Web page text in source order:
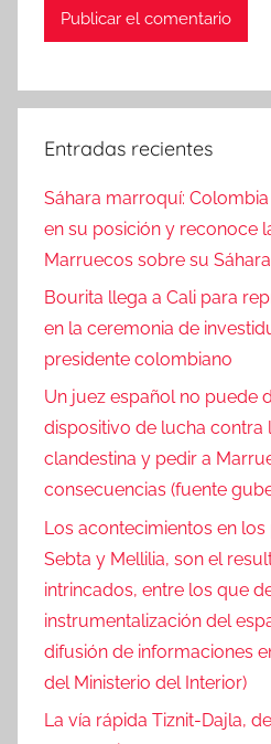
Entradas recientes
Sáhara marroquí:
en su posición y reconoce
Marruecos sobre su Sáhara
Bourita llega a Cali para
en la ceremonia de
presidente colombiano
Un juez español no puede
dispositivo de lucha contra
clandestina y pedir a
consecuencias (fuente
Los acontecimientos en
Sebta y Mellilia, son el
intrincados, entre los que
instrumentalización del
difusión de informaciones
del Ministerio del Interior)
La vía rápida Tiznit-Dajla,